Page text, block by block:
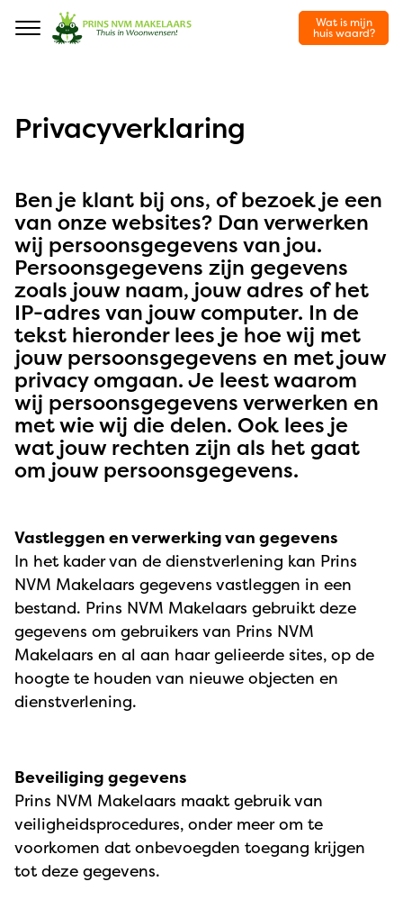
Navigation
Wat is mijn
huis waard?
Privacyverklaring
Ben je klant bij ons, of bezoek je een
van onze websites? Dan verwerken
wij persoonsgegevens van jou.
Persoonsgegevens zijn gegevens
zoals jouw naam, jouw adres of het
IP-adres van jouw computer. In de
tekst hieronder lees je hoe wij met
jouw persoonsgegevens en met jouw
privacy omgaan. Je leest waarom
wij persoonsgegevens verwerken en
met wie wij die delen. Ook lees je
wat jouw rechten zijn als het gaat
om jouw persoonsgegevens.
Vastleggen en verwerking van gegevens
In het kader van de dienstverlening kan Prins
NVM Makelaars gegevens vastleggen in een
bestand. Prins NVM Makelaars gebruikt deze
gegevens om gebruikers van Prins NVM
Makelaars en al aan haar gelieerde sites, op de
hoogte te houden van nieuwe objecten en
dienstverlening.
Beveiliging gegevens
Prins NVM Makelaars maakt gebruik van
veiligheidsprocedures, onder meer om te
voorkomen dat onbevoegden toegang krijgen
tot deze gegevens.